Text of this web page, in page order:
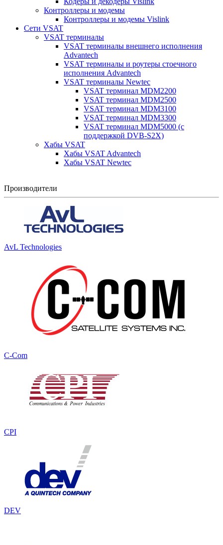
Контроллеры и модемы
Контроллеры и модемы Vislink
Сети VSAT
VSAT терминалы
VSAT терминалы внешнего исполнения
Advantech
VSAT терминалы и роутеры стоечного
исполнения Advantech
VSAT терминалы Newtec
VSAT терминал MDM2200
VSAT терминал MDM2500
VSAT терминал MDM3100
VSAT терминал MDM3300
VSAT терминал MDM5000 (с
поддержкой DVB-S2X)
Хабы VSAT
Хабы VSAT Advantech
Хабы VSAT Newtec
Производители
AvL Technologies
C-Com
CPI
DEV